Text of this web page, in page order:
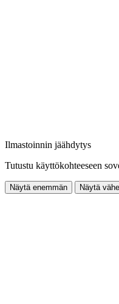
Ilmastoinnin jäähdytys
Tutustu käyttökohteeseen
Näytä enemmän Näytä